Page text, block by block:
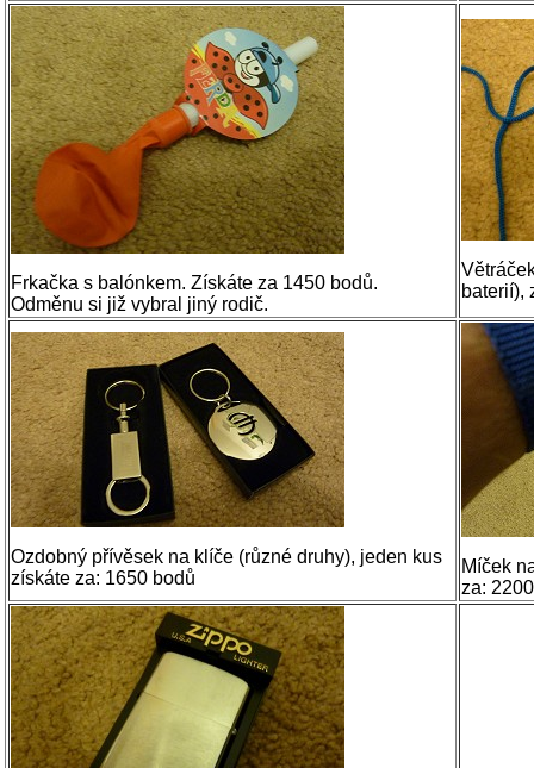
Frkačka s balónkem. Získáte za 1450 bodů.
Odměnu si již vybral jiný rodič.
baterií),
Ozdobný přívěsek na klíče (různé druhy), jeden kus
získáte za: 1650 bodů
Míček
za: